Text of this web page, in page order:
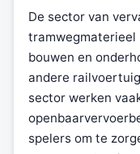
De sector van
tramwegmaterieel
bouwen en
andere
sector werken
spelers om te